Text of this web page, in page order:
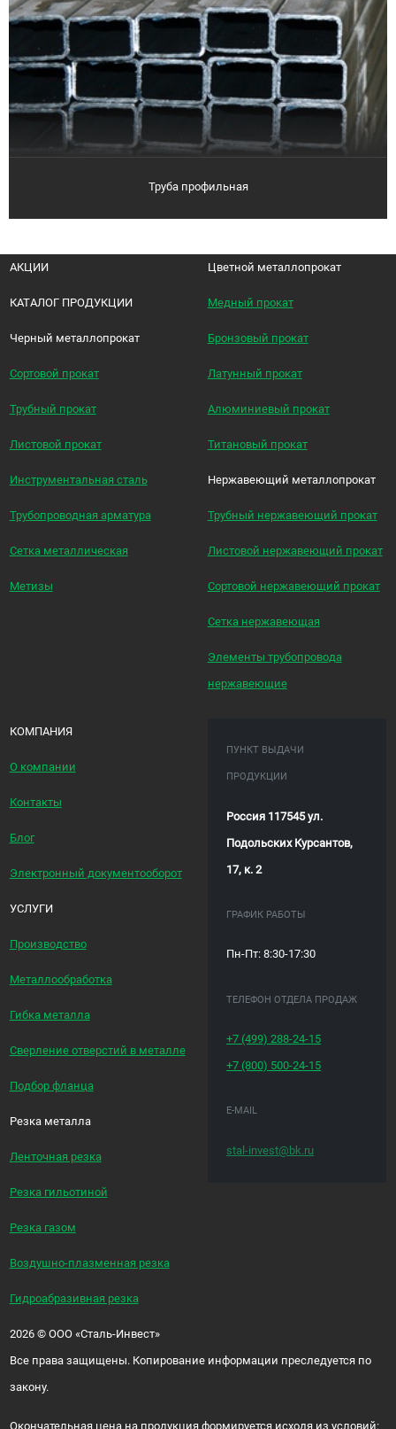
Труба профильная
АКЦИИ
КАТАЛОГ ПРОДУКЦИИ
Черный металлопрокат
Сортовой прокат
Трубный прокат
Листовой прокат
Инструментальная сталь
Трубопроводная арматура
Сетка металлическая
Метизы
Цветной металлопрокат
Медный прокат
Бронзовый прокат
Латунный прокат
Алюминиевый прокат
Титановый прокат
Нержавеющий металлопрокат
Трубный нержавеющий прокат
Листовой нержавеющий прокат
Сортовой нержавеющий прокат
Сетка нержавеющая
Элементы трубопровода
нержавеющие
КОМПАНИЯ
О компании
Контакты
Блог
Электронный документооборот
УСЛУГИ
Производство
Металлообработка
Гибка металла
Сверление отверстий в металле
Подбор фланца
Резка металла
Ленточная резка
Резка гильотиной
Резка газом
Воздушно-плазменная резка
Гидроабразивная резка
ПУНКТ ВЫДАЧИ
ПРОДУКЦИИ
Россия 117545 ул.
Подольских Курсантов,
17, к. 2
ГРАФИК РАБОТЫ
Пн-Пт: 8:30-17:30
ТЕЛЕФОН ОТДЕЛА ПРОДАЖ
+7 (499) 288-24-15
+7 (800) 500-24-15
E-MAIL
stal-invest@bk.ru
2026 ©ООО «Сталь-Инвест»
Все права защищены. Копирование информации преследуется по
закону.
Окончательная цена на продукция формируется исходя из условий: